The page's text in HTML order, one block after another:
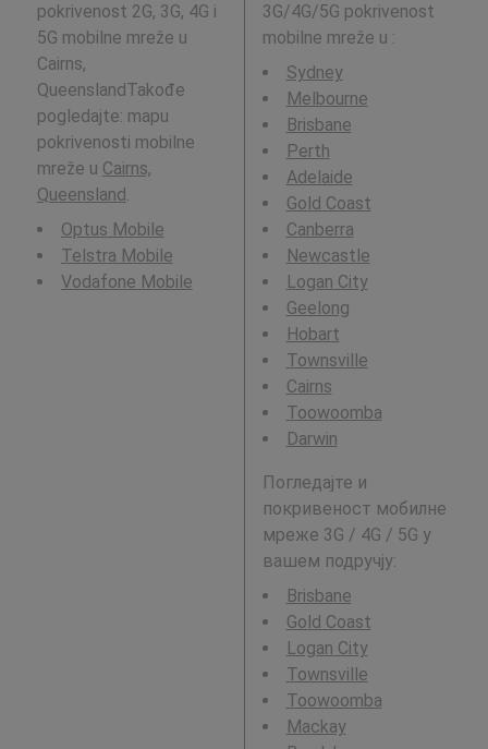
pokrivenost 2G, 3G, 4G i
5G mobilne mreže u
Cairns,
QueenslandTakođe
pogledajte: mapu
pokrivenosti mobilne
mreže u Cairns,
Queensland.
Optus Mobile
Telstra Mobile
Vodafone Mobile
3G/4G/5G pokrivenost
mobilne mreže u :
Sydney
Melbourne
Brisbane
Perth
Adelaide
Gold Coast
Canberra
Newcastle
Logan City
Geelong
Hobart
Townsville
Cairns
Toowoomba
Darwin
Погледајте и
покривеност мобилне
мреже 3G / 4G / 5G у
вашем подручју:
Brisbane
Gold Coast
Logan City
Townsville
Toowoomba
Mackay